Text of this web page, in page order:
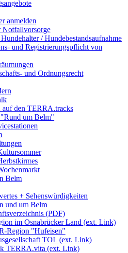
anmelden
Notfallvorsorge
/ Hundebestandsaufnahme
und Registrierungspflicht von
und Ordnungsrecht
auf den TERRA.tracks
um Belm"
Belm
+ Sehenswürdigkeiten
und um Belm
(PDF)
im Osnabrücker Land (ext. Link)
Region "Hufeisen"
TOL (ext. Link)
TERRA.vita (ext. Link)